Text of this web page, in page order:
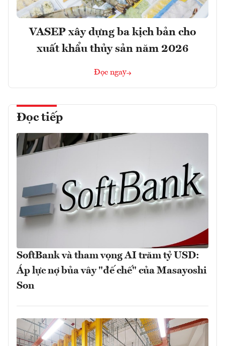
VASEP xây dựng ba kịch bản cho
xuất khẩu thủy sản năm 2026
Đọc ngay
Đọc tiếp
SoftBank và tham vọng AI trăm tỷ USD:
Áp lực nợ bủa vây "đế chế" của Masayoshi
Son